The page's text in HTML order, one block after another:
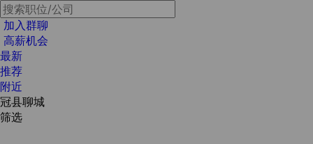
加入群聊
高薪机会
最新
推荐
附近
冠县聊城
筛选